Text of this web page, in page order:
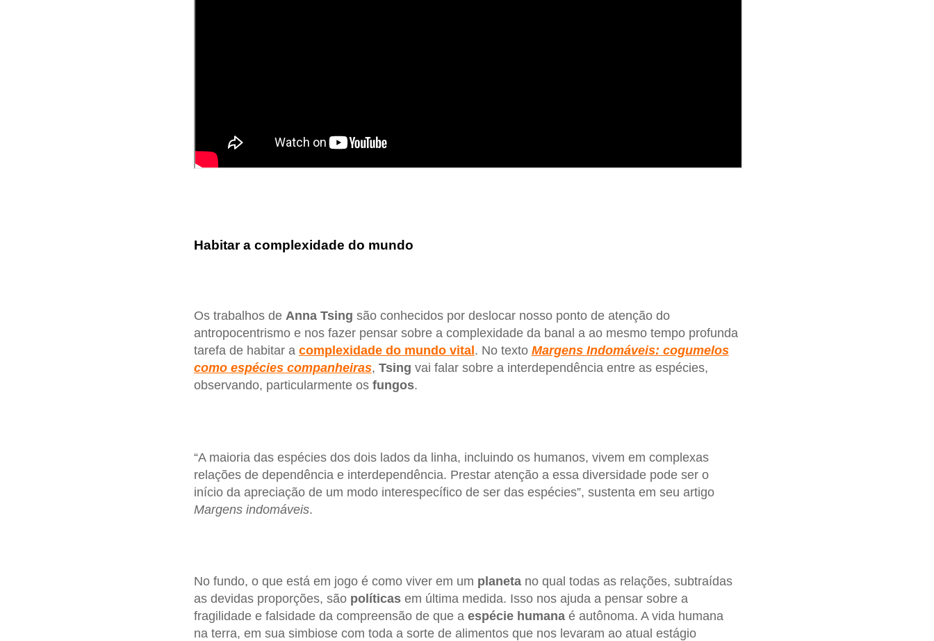
Habitar a complexidade do mundo
Os trabalhos de Anna Tsing são conhecidos por deslocar nosso ponto de atenção do
antropocentrismo e nos fazer pensar sobre a complexidade da banal a ao mesmo tempo profunda
tarefa de habitar a complexidade do mundo vital . No texto Margens Indomáveis: cogumelos
como espécies companheiras, Tsing vai falar sobre a interdependência entre as espécies,
observando, particularmente os fungos.
“A maioria das espécies dos dois lados da linha, incluindo os humanos, vivem em complexas
relações de dependência e interdependência. Prestar atenção a essa diversidade pode ser o
início da apreciação de um modo interespecífico de ser das espécies”, sustenta em seu artigo
Margens indomáveis.
No fundo, o que está em jogo é como viver em um planetano qual todas as relações, subtraídas
as devidas proporções, são políticasem última medida. Isso nos ajuda a pensar sobre a
fragilidade e falsidade da compreensão de que a espécie humanaé autônoma. A vida humana
na terra, em sua simbiose com toda a sorte de alimentos que nos levaram ao atual estágio